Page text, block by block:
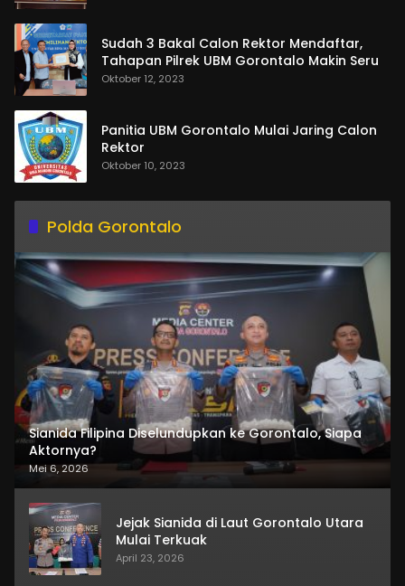
Sudah 3 Bakal Calon Rektor Mendaftar,
Tahapan Pilrek UBM Gorontalo Makin Seru
Oktober 12, 2023
Panitia UBM Gorontalo Mulai Jaring Calon
Rektor
Oktober 10, 2023
Polda Gorontalo
Sianida Filipina Diselundupkan ke Gorontalo, Siapa
Aktornya?
Mei 6, 2026
Jejak Sianida di Laut Gorontalo Utara
Mulai Terkuak
April 23, 2026